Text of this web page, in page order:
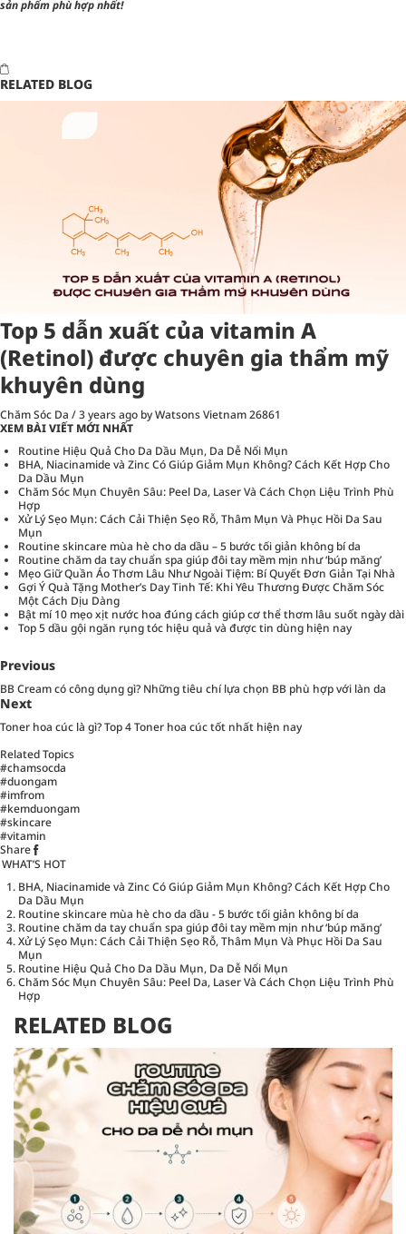
sản phẩm phù hợp nhất!
RELATED BLOG
Top 5 dẫn xuất của vitamin A
(Retinol) được chuyên gia thẩm mỹ
khuyên dùng
Chăm Sóc Da /3 years ago by Watsons Vietnam26861
XEM BÀI VIẾT MỚI NHẤT
Routine Hiệu Quả Cho Da Dầu Mụn, Da Dễ Nổi Mụn
BHA, Niacinamide và Zinc Có Giúp Giảm Mụn Không? Cách Kết Hợp Cho
Da Dầu Mụn
Chăm Sóc Mụn Chuyên Sâu: Peel Da, Laser Và Cách Chọn Liệu Trình Phù
Hợp
Xử Lý Sẹo Mụn: Cách Cải Thiện Sẹo Rỗ, Thâm Mụn Và Phục Hồi Da Sau
Mụn
Routine skincare mùa hè cho da dầu – 5 bước tối giản không bí da
Routine chăm da tay chuẩn spa giúp đôi tay mềm mịn như ‘búp măng’
Mẹo Giữ Quần Áo Thơm Lâu Như Ngoài Tiệm: Bí Quyết Đơn Giản Tại Nhà
Gợi Ý Quà Tặng Mother’s Day Tinh Tế: Khi Yêu Thương Được Chăm Sóc
Một Cách Dịu Dàng
Bật mí 10 mẹo xịt nước hoa đúng cách giúp cơ thể thơm lâu suốt ngày dài
Top 5 dầu gội ngăn rụng tóc hiệu quả và được tin dùng hiện nay
Previous
BB Cream có công dụng gì? Những tiêu chí lựa chọn BB phù hợp với làn da
Next
Toner hoa cúc là gì? Top 4 Toner hoa cúc tốt nhất hiện nay
Related Topics
#chamsocda
#duongam
#imfrom
#kemduongam
#skincare
#vitamin
Share
WHAT’S HOT
BHA, Niacinamide và Zinc Có Giúp Giảm Mụn Không? Cách Kết Hợp Cho
Da Dầu Mụn
Routine skincare mùa hè cho da dầu - 5 bước tối giản không bí da
Routine chăm da tay chuẩn spa giúp đôi tay mềm mịn như ‘búp măng’
Xử Lý Sẹo Mụn: Cách Cải Thiện Sẹo Rỗ, Thâm Mụn Và Phục Hồi Da Sau
Mụn
Routine Hiệu Quả Cho Da Dầu Mụn, Da Dễ Nổi Mụn
Chăm Sóc Mụn Chuyên Sâu: Peel Da, Laser Và Cách Chọn Liệu Trình Phù
Hợp
RELATED BLOG